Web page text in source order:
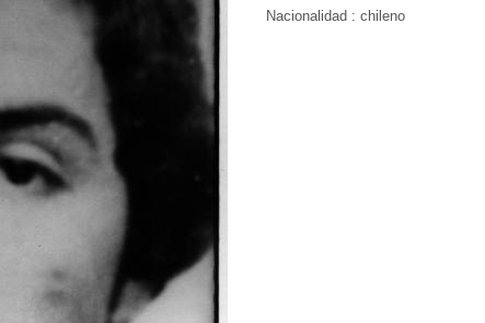
Nacionalidad : chileno